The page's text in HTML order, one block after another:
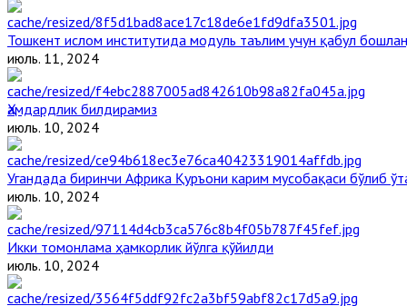
Тошкент ислом институтида модуль таълим учун қабул
июль. 11, 2024
Ҳамдардлик билдирамиз
июль. 10, 2024
Угандада биринчи Aфрика Қуръони карим мусобақаси бўлиб
июль. 10, 2024
Икки томонлама ҳамкорлик йўлга қўйилди
июль. 10, 2024